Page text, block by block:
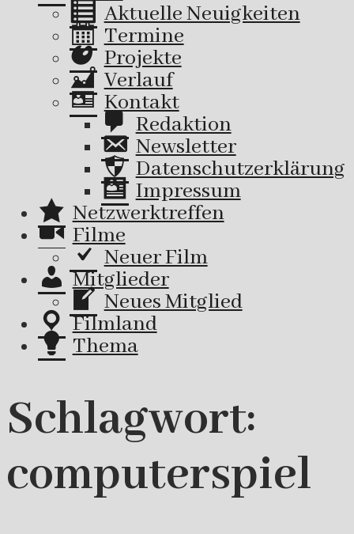
Aktuelle Neuigkeiten
Termine
Projekte
Verlauf
Kontakt
Redaktion
Newsletter
Datenschutzerklärung
Impressum
Netzwerktreffen
Filme
Neuer Film
Mitglieder
Neues Mitglied
Filmland
Thema
Schlagwort:
computerspiel